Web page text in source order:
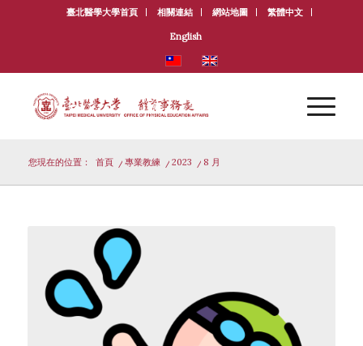
臺北醫學大學首頁 相關連結 網站地圖 繁體中文
English
您現在的位置： 首頁 / 專業教練 / 2023 / 8 月